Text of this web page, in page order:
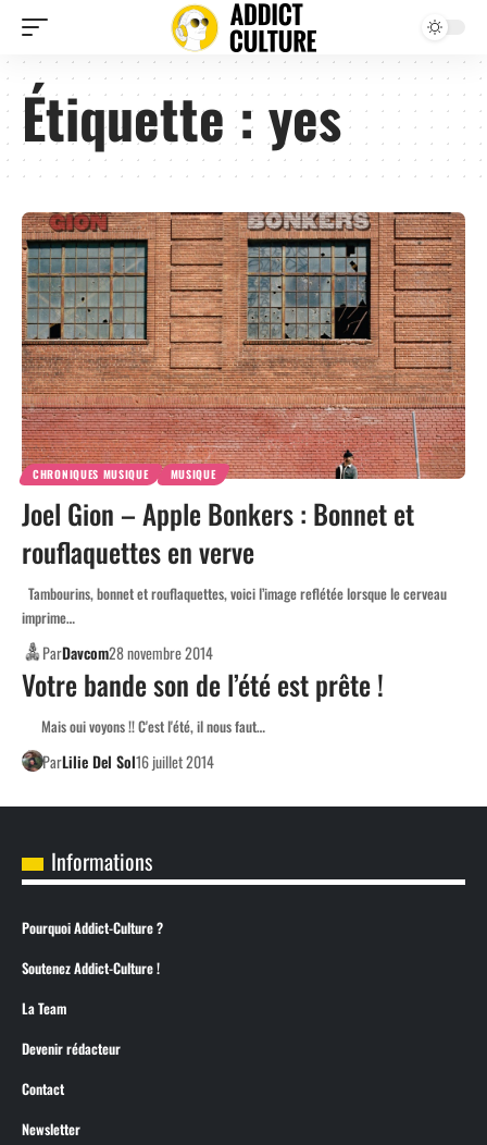
Étiquette :yes
CHRONIQUES MUSIQUE MUSIQUE
Joel Gion – Apple Bonkers : Bonnet et
rouflaquettes en verve
Tambourins, bonnet et rouflaquettes, voici l’image reflétée lorsque le cerveau
imprime…
ParDavcom28 novembre 2014
Votre bande son de l’été est prête !
Mais oui voyons !! C'est l'été, il nous faut…
ParLilie Del Sol16 juillet 2014
Informations
Pourquoi Addict-Culture ?
Soutenez Addict-Culture !
La Team
Devenir rédacteur
Contact
Newsletter